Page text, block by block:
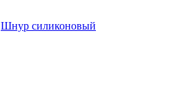
Шнур силиконовый